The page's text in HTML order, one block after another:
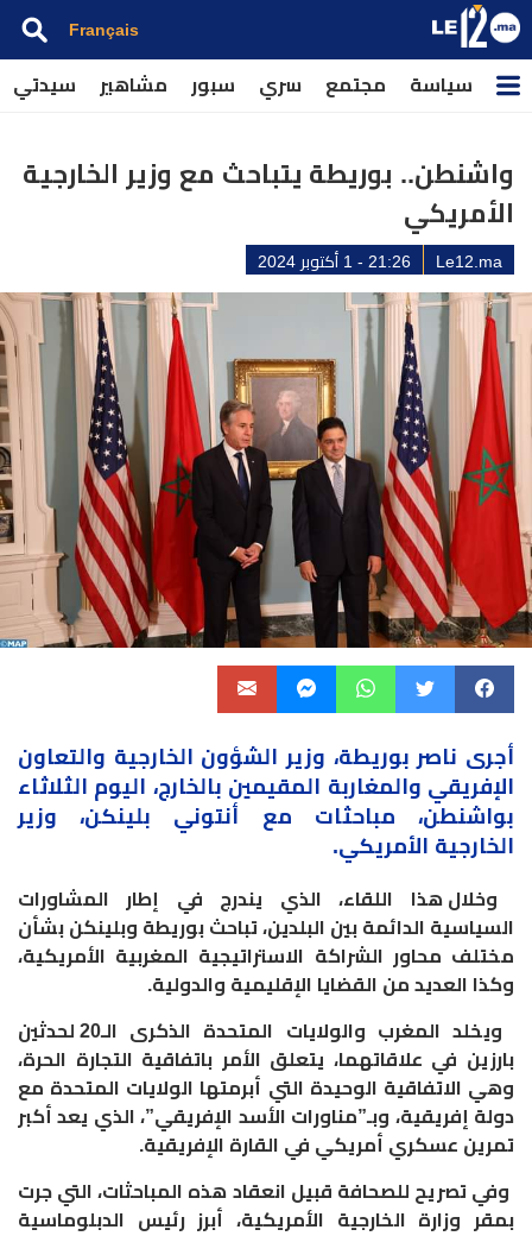
Français
سياسة مجتمع سري سبور مشاهير سيدتي
واشنطن.. بوريطة يتباحث مع وزير الخارجية
الأمريكي
Le12.ma 21:26 - 1 أكتوبر 2024
أجرى ناصر بوريطة، وزير الشؤون الخارجية والتعاون
الإفريقي والمغاربة المقيمين بالخارج، اليوم الثلاثاء
بواشنطن، مباحثات مع أنتوني بلينكن، وزير
الخارجية الأمريكي.
وخلال هذا اللقاء، الذي يندرج في إطار المشاورات
السياسية الدائمة بين البلدين، تباحث بوريطة وبلينكن بشأن
مختلف محاور الشراكة الاستراتيجية المغربية الأمريكية،
وكذا العديد من القضايا الإقليمية والدولية.
ويخلد المغرب والولايات المتحدة الذكرى الـ20 لحدثين
بارزين في علاقاتهما، يتعلق الأمر باتفاقية التجارة الحرة،
وهي الاتفاقية الوحيدة التي أبرمتها الولايات المتحدة مع
دولة إفريقية، وبـ”مناورات الأسد الإفريقي”، الذي يعد أكبر
تمرين عسكري أمريكي في القارة الإفريقية.
وفي تصريح للصحافة قبيل انعقاد هذه المباحثات، التي جرت
بمقر وزارة الخارجية الأمريكية، أبرز رئيس الدبلوماسية